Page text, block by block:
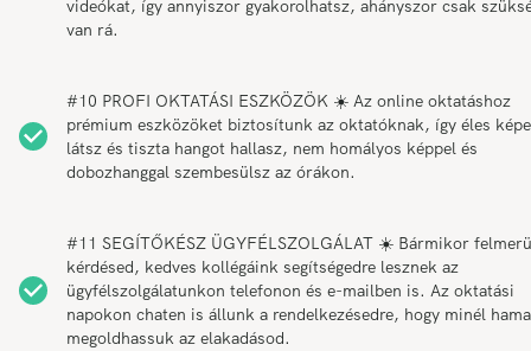
videókat, így annyiszor gyakorolhatsz, ahányszor csak
van rá.
#10 PROFI OKTATÁSI ESZKÖZÖK ☀️ Az online oktatáshoz
prémium eszközöket biztosítunk az oktatóknak, így éles
látsz és tiszta hangot hallasz, nem homályos képpel és
dobozhanggal szembesülsz az órákon.
#11 SEGÍTŐKÉSZ ÜGYFÉLSZOLGÁLAT ☀️ Bármikor
kérdésed, kedves kollégáink segítségedre lesznek az
ügyfélszolgálatunkon telefonon és e-mailben is. Az oktatási
napokon chaten is állunk a rendelkezésedre, hogy minél
megoldhassuk az elakadásod.